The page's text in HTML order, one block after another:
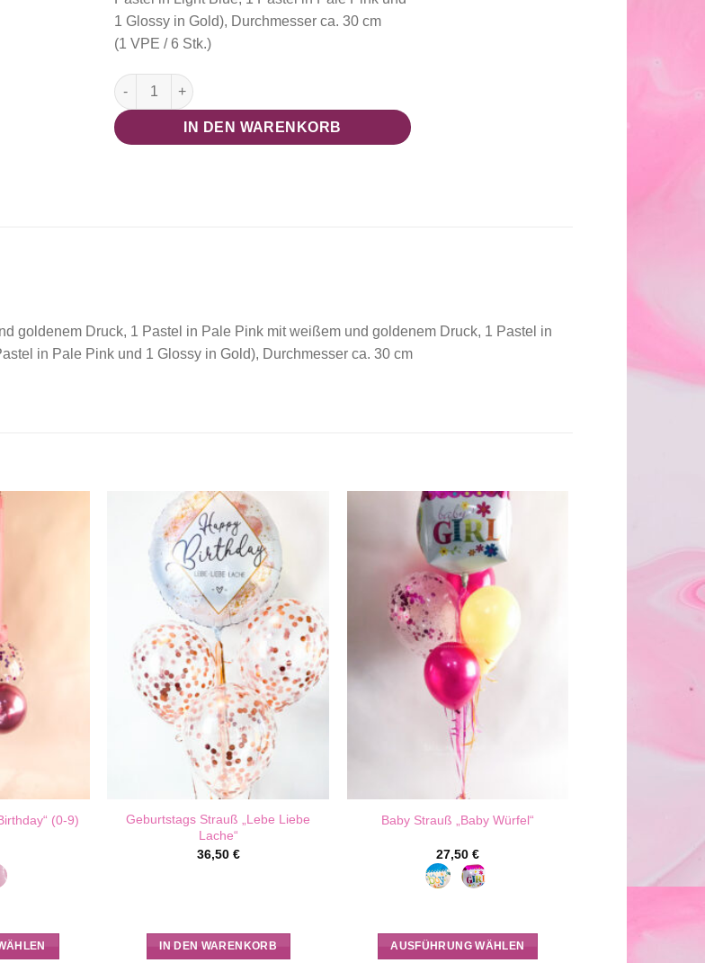
1 Glossy in Gold), Durchmesser ca. 30 cm
(1 VPE / 6 Stk.)
Latexballone Set "Boy or Girl" Menge
IN DEN WARENKORB
goldenem Druck, 1 Pastel in Pale Pink mit weißem und goldenem Druck, 1 Pastel in
in Pale Pink und 1 Glossy in Gold), Durchmesser ca. 30 cm
(0-9)
Geburtstags Strauß „Lebe Liebe
Lache“
36,50 €
IN DEN WARENKORB
Baby Strauß „Baby Würfel“
27,50 €
AUSFÜHRUNG WÄHLEN